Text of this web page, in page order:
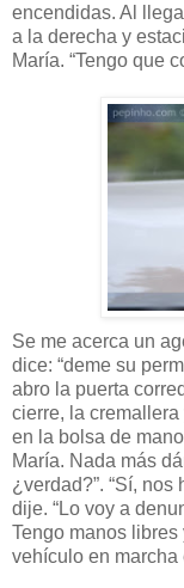
encendidas. Al
a la derecha y
María. “Tengo que
Se me acerca un
dice: “deme su
abro la puerta
cierre, la
en la bolsa de
María. Nada más
¿verdad?”. “Sí,
dije. “Lo voy a
Tengo manos libres
vehículo en marcha